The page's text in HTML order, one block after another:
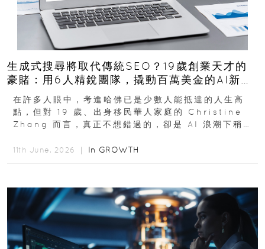
生成式搜尋將取代傳統SEO？19歲創業天才的
豪賭：用6人精銳團隊，撬動百萬美金的AI新商
機
在許多人眼中，考進哈佛已是少數人能抵達的人生高
點，但對 19 歲、出身移民華人家庭的 Christine
Zhang 而言，真正不想錯過的，卻是 AI 浪潮下稍縱
11th June, 2026 ｜ In GROWTH